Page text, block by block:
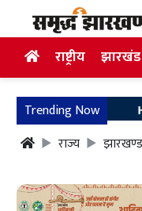
राष्ट्रीय झारखंड
Trending Now
राज्य
झारखण्ड